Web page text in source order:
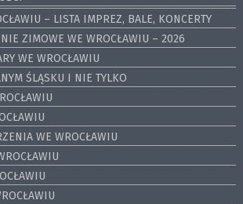
– LISTA IMPREZ, BALE, KONCERTY
ZIMOWE WE WROCŁAWIU – 2026
WE WROCŁAWIU
ŚLĄSKU I NIE TYLKO
WE WROCŁAWIU